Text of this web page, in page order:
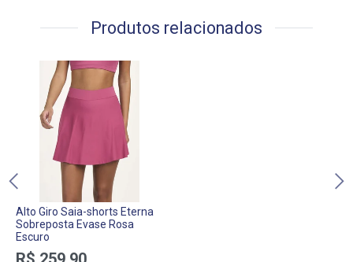
Produtos relacionados
Alto Giro Saia-shorts Eterna
Sobreposta Evase Rosa
Escuro